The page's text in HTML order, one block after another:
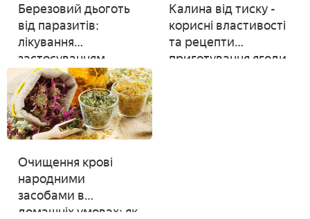
Березовий дьоготь
від паразитів:
лікування
застосуванням
всередину
Калина від тиску -
корисні властивості
та рецепти
приготування ягоди,
Очищення крові
народними
засобами в
домашніх умовах: як